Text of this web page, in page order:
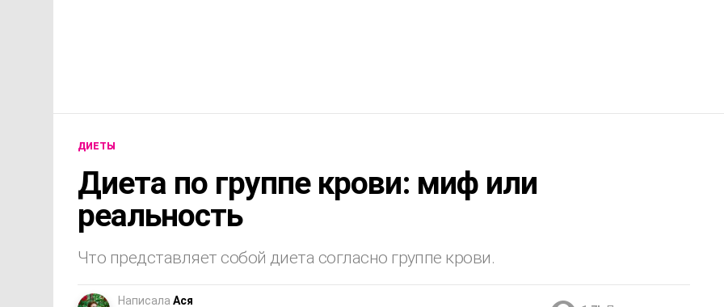
ДИЕТЫ
Диета по группе крови: миф или
реальность
Что представляет собой диета согласно группе крови.
Написала Ася